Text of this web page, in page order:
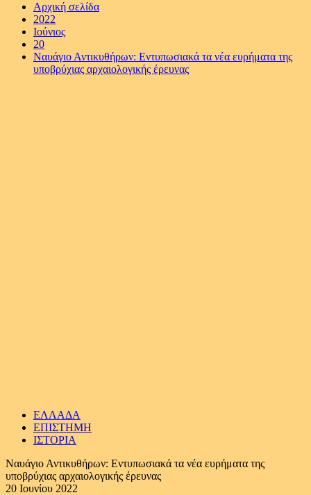
Αρχική σελίδα
2022
Ιούνιος
20
Ναυάγιο Αντικυθήρων: Εντυπωσιακά τα νέα ευρήματα της
υποβρύχιας αρχαιολογικής έρευνας
ΕΛΛΑΔΑ
ΕΠΙΣΤΗΜΗ
ΙΣΤΟΡΙΑ
Ναυάγιο Αντικυθήρων: Εντυπωσιακά τα νέα ευρήματα της
υποβρύχιας αρχαιολογικής έρευνας
20 Ιουνίου 2022